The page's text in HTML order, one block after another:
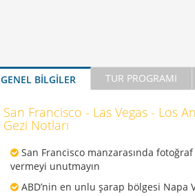
GENEL BİLGİLER TUR PROGRAMI
San Francisco - Las Vegas - Los
Gezi Notları
San Francisco manzarasında fotoğraf
vermeyi unutmayın
ABD’nin en unlu şarap bölgesi Napa